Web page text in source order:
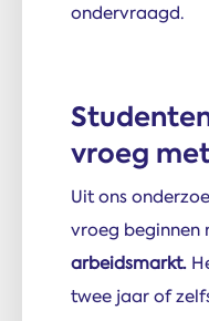
ondervraagd.
vroeg
Uit ons
vroeg beginnen
arbeidsmarkt.
twee jaar of